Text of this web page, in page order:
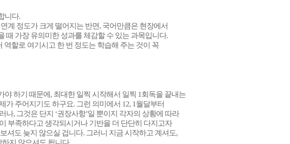
니다.
계 정도가 크게 떨어지는 반면, 국어만큼은 현장에서
때 가장 유의미한 성과를 체감할 수 있는 과목입니다.
할로 여기시고 한 번 정도는 학습해 주는 것이 꼭
하기 때문에, 최대한 일찍 시작해서 일찍 1회독을 끝내는
주어지기도 하구요. 그런 의미에서 12, 1월달부터
, 그것은 단지 ‘권장사항’일 뿐이지 각자의 상황에 따라
부족하다고 생각되시거나 기반을 더 단단히 다지고자
셔도 늦지 않으실 겁니다. 그러니 지금 시작하고 계셔도,
지 않으셔도 됩니다.